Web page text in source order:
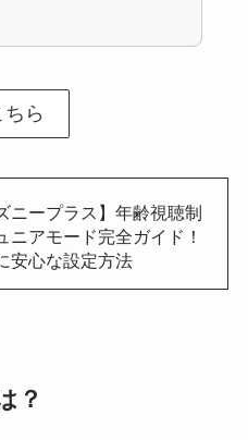
ら
ニープラス】年齢視聴制
ニアモード完全ガイド！
安心な設定方法
？